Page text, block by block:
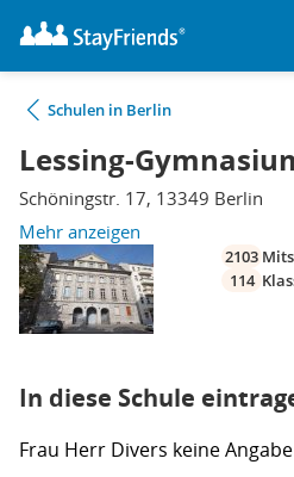
Schulen in Berlin
Lessing-
Schöningstr. 17, 13349 Berlin
Mehr anzeigen
2103
114
In diese Schule
Frau Herr Divers keine Angabe